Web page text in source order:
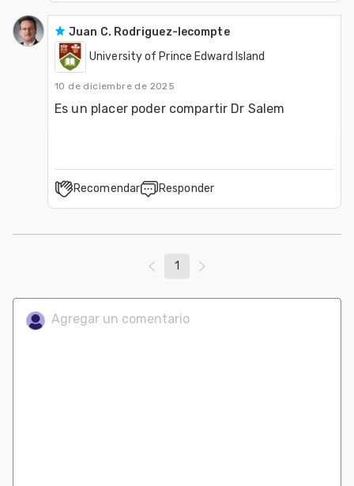
Juan C. Rodriguez-lecompte
University of Prince Edward Island
10 de diciembre de 2025
Es un placer poder compartir Dr Salem
Recomendar Responder
1